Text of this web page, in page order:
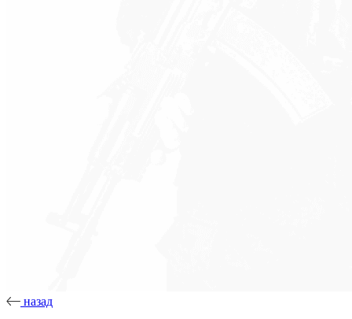
назад